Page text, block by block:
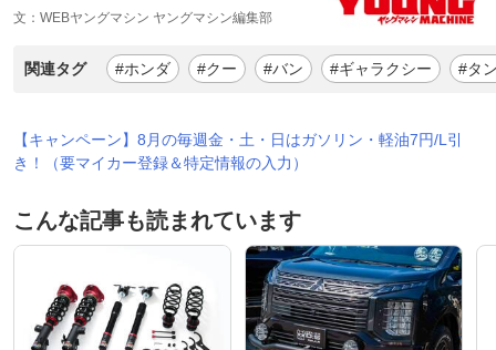
文：WEBヤングマシン ヤングマシン編集部
関連タグ #ホンダ #クー #バン #ギャラクシー #タ
【キャンペーン】8月の毎週金・土・日はガソリン・軽油7円/L引
き！（要マイカー登録＆特定情報の入力）
こんな記事も読まれています